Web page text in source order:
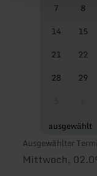
7
8
14
15
21
22
28
29
ausgewählt
Ausgewählter
Mittwoch,